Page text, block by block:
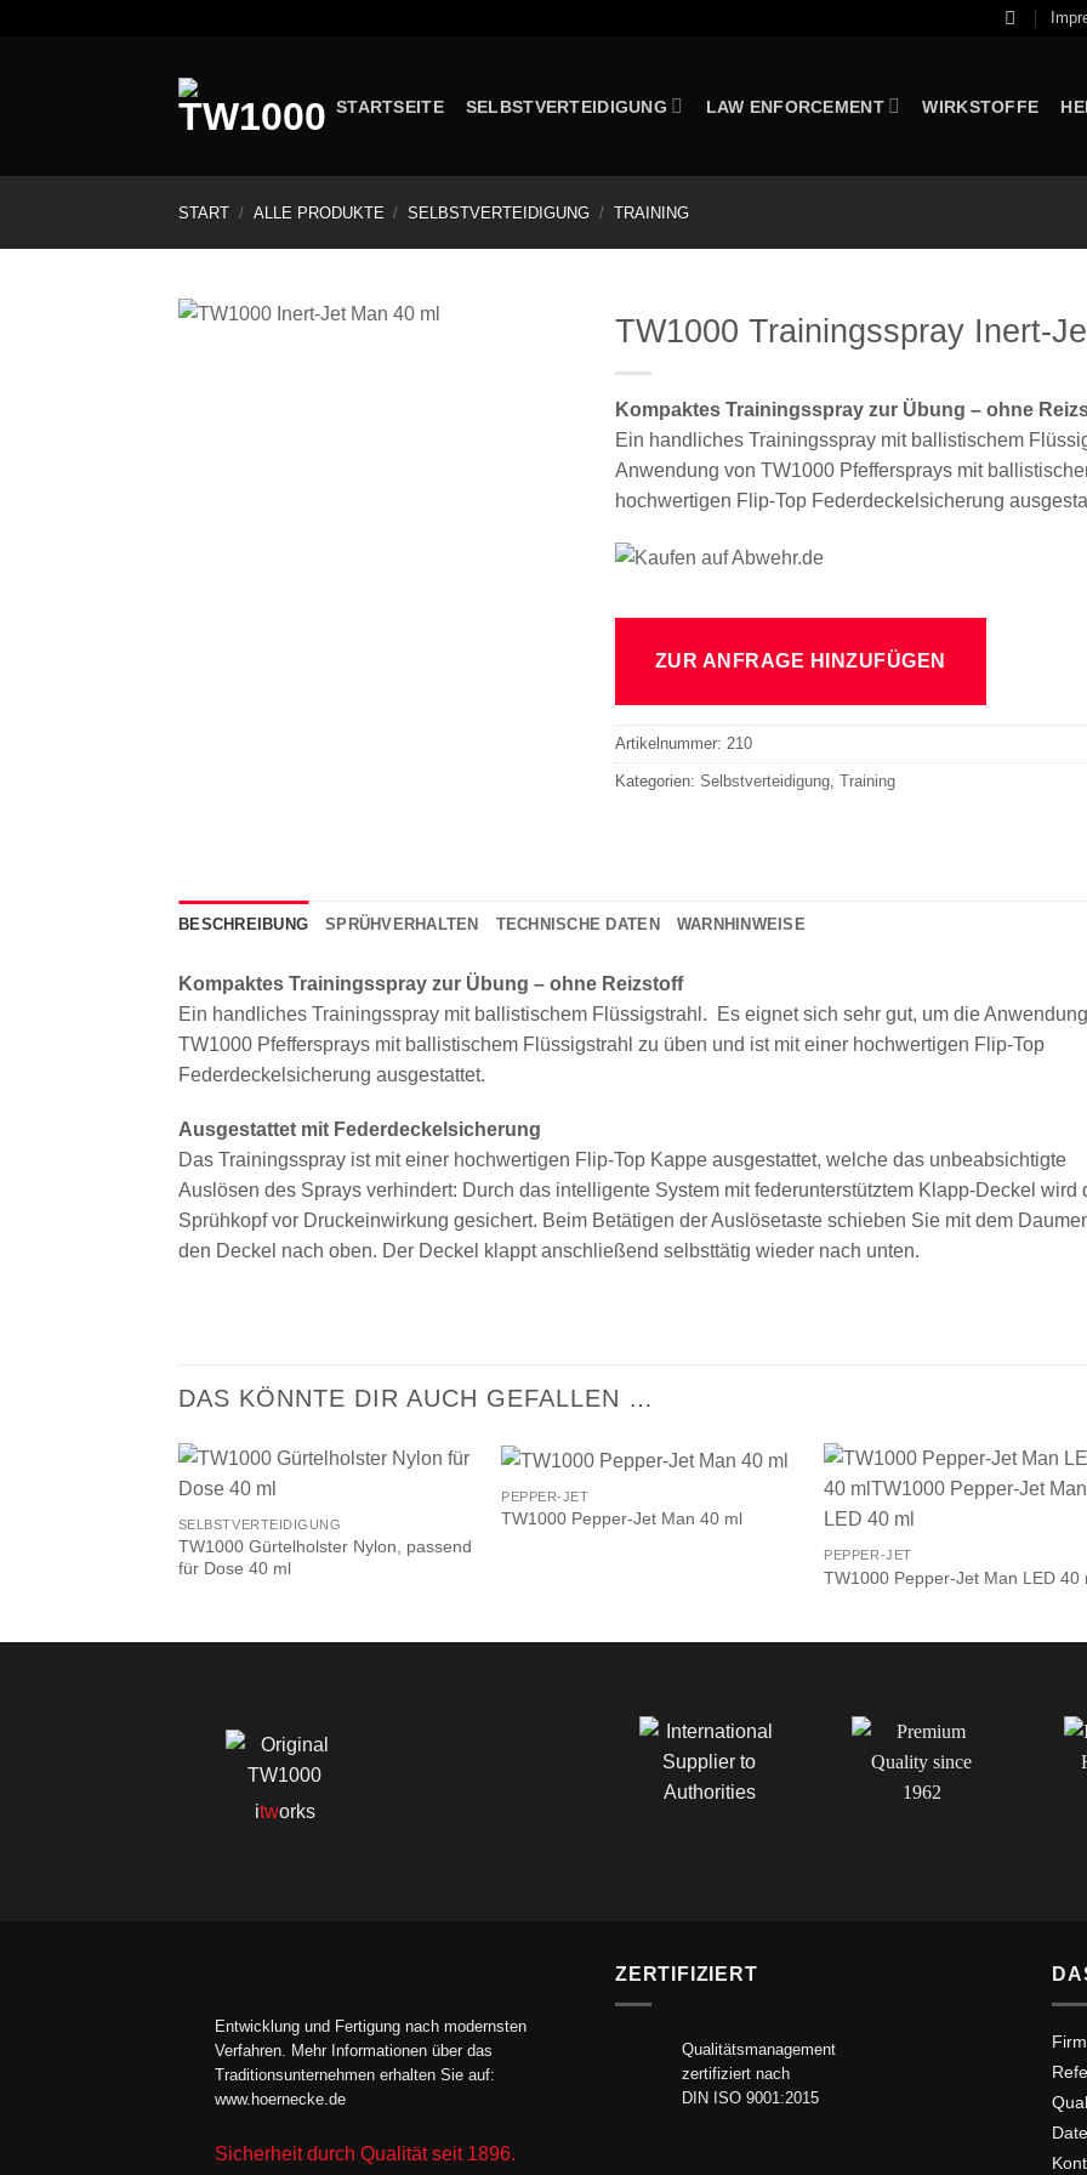
STARTSEITE SELBSTVERTEIDIGUNG LAW ENFORCEMENT WIRKSTOFFE
START / ALLE PRODUKTE / SELBSTVERTEIDIGUNG / TRAINING
TW1000 Trainingsspray Inert-
Kompaktes Trainingsspray zur Übung – ohne
Ein handliches Trainingsspray mit ballistischem
Anwendung von TW1000 Pfeffersprays mit
hochwertigen Flip-Top Federdeckelsicherung
ZUR ANFRAGE HINZUFÜGEN
Artikelnummer: 210
Kategorien: Selbstverteidigung Training
BESCHREIBUNG SPRÜHVERHALTEN TECHNISCHE DATEN WARNHINWEISE
Kompaktes Trainingsspray zur Übung – ohne Reizstoff
Ein handliches Trainingsspray mit ballistischem Flüssigstrahl. Es eignet sich sehr gut, um die
TW1000 Pfeffersprays mit ballistischem Flüssigstrahl zu üben und ist mit einer hochwertigen Flip-Top
Federdeckelsicherung ausgestattet.
Ausgestattet mit Federdeckelsicherung
Das Trainingsspray ist mit einer hochwertigen Flip-Top Kappe ausgestattet, welche das unbeabsichtigte
Auslösen des Sprays verhindert: Durch das intelligente System mit federunterstütztem Klapp-Deckel wird
Sprühkopf vor Druckeinwirkung gesichert. Beim Betätigen der Auslösetaste schieben Sie mit dem
den Deckel nach oben. Der Deckel klappt anschließend selbsttätig wieder nach unten.
DAS KÖNNTE DIR AUCH GEFALLEN …
SELBSTVERTEIDIGUNG
TW1000 Gürtelholster Nylon, passend
für Dose 40 ml
PEPPER-JET
TW1000 Pepper-Jet Man 40 ml
PEPPER-JET
TW1000 Pepper-Jet Man LED 40
itworks
Entwicklung und Fertigung nach modernsten
Verfahren. Mehr Informationen über das
Traditionsunternehmen erhalten Sie auf:
www.hoernecke.de
Sicherheit durch Qualität seit 1896.
ZERTIFIZIERT
Qualitätsmanagement
zertifiziert nach
DIN ISO 9001:2015